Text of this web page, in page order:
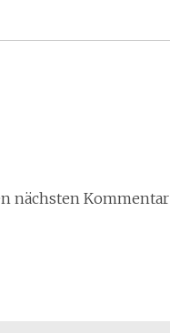
nächsten Kommentar